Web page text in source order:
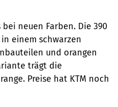
neuen Farben. Die 390
einem schwarzen
und orangen
trägt die
Preise hat KTM noch